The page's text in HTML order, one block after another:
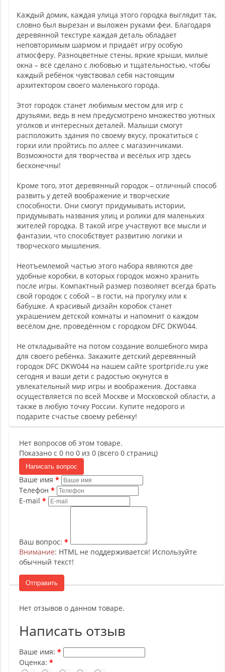
Каждый домик, каждая улица этого городка выглядит так,
словно был вырезан и выложен руками феи. Благодаря
деревянной текстуре каждая деталь обладает
неповторимым шармом и придаёт игру особую
атмосферу. Разноцветные стены, яркие крыши, милые
окна – всё сделано с любовью и тщательностью, чтобы
каждый ребёнок чувствовал себя настоящим
архитектором своего маленького города.
Этот городок станет любимым местом для игр с
друзьями, ведь в нем предусмотрено множество уютных
уголков и интересных деталей. Малыши смогут
расположить здания по своему вкусу, прокатиться с
горки или пройтись по аллее с магазинчиками.
Возможности для творчества и весёлых игр здесь
бесконечны!
Кроме того, этот деревянный городок – отличный способ
развить у детей воображение и творческие
способности. Они смогут придумывать истории,
придумывать названия улиц и ролики для маленьких
жителей городка. В такой игре участвуют все мысли и
фантазии, что способствует развитию логики и
творческого мышления.
Неотъемлемой частью этого набора являются две
удобные коробки, в которых городок можно хранить
после игры. Компактный размер позволяет всегда брать
свой городок с собой – в гости, на прогулку или к
бабушке. А красивый дизайн коробок станет
украшением детской комнаты и напомнит о каждом
весёлом дне, проведённом с городком DFC DKW044.
Не откладывайте на потом создание волшебного мира
для своего ребёнка. Закажите детский деревянный
городок DFC DKW044 на нашем сайте sportpride.ru уже
сегодня и ваши дети с радостью окунутся в
увлекательный мир игры и воображения. Доставка
осуществляется по всей Москве и Московской области, а
также в любую точку России. Купите недорого и
подарите счастье своему ребёнку!
Нет вопросов об этом товаре.
Показано с 0 по 0 из 0 (всего 0 страниц)
Написать вопрос
Ваше имя
Телефон
E-mail
Ваш вопрос:
Внимание: HTML не поддерживается! Используйте
обычный текст!
Отправить
Нет отзывов о данном товаре.
Написать отзыв
Ваше имя:
Оценка: